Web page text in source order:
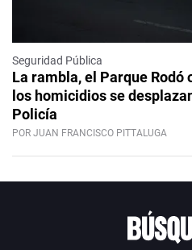
Seguridad Pública
La rambla, el Parque Rodó
los homicidios se
Policía
POR JUAN FRANCISCO PITTALUGA